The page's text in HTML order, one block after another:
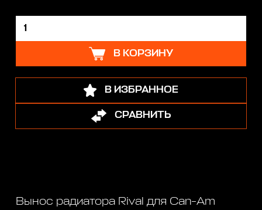
В КОРЗИНУ
В ИЗБРАННОЕ
СРАВНИТЬ
Вынос радиатора Rival для Can-Am